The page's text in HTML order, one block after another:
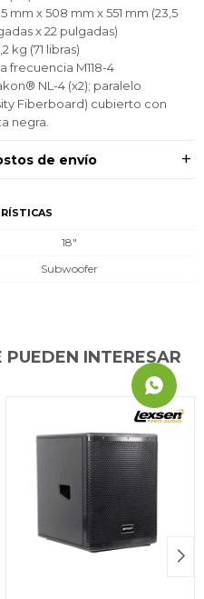
mm x 508 mm x 551 mm (23,5
x 22 pulgadas)
kg (71 libras)
frecuencia M118-4
NL-4 (x2); paralelo
Fiberboard) cubierto con
negra.
de envío
18"
Subwoofer
INTERESAR